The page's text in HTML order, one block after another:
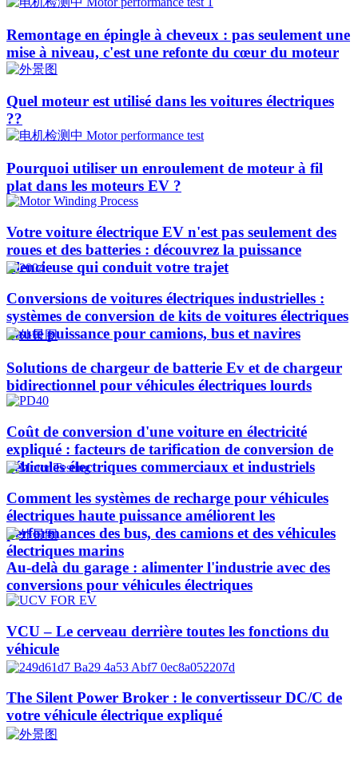
Remontage en épingle à cheveux : pas seulement une
mise à niveau, c'est une refonte du cœur du moteur
Quel moteur est utilisé dans les voitures électriques
??​​
Pourquoi utiliser un enroulement de moteur à fil
plat dans les moteurs EV ?
Votre voiture électrique EV n'est pas seulement des
roues et des batteries : découvrez la puissance
silencieuse qui conduit votre trajet
Conversions de voitures électriques industrielles :
systèmes de conversion de kits de voitures électriques
haute puissance pour camions, bus et navires
Solutions de chargeur de batterie Ev et de chargeur
bidirectionnel pour véhicules électriques lourds
Coût de conversion d'une voiture en électricité
expliqué : facteurs de tarification de conversion de
véhicules électriques commerciaux et industriels
Comment les systèmes de recharge pour véhicules
électriques haute puissance améliorent les
performances des bus, des camions et des véhicules
électriques marins
Au-delà du garage : alimenter l'industrie avec des
conversions pour véhicules électriques
VCU – Le cerveau derrière toutes les fonctions du
véhicule
The Silent Power Broker : le convertisseur DC/C de
votre véhicule électrique expliqué